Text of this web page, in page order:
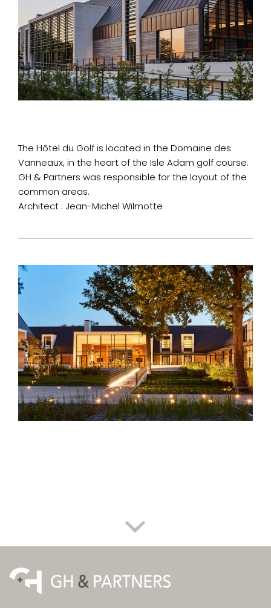
The Hôtel du Golf is located in the Domaine des
Vanneaux, in the heart of the Isle Adam golf course.
GH & Partners was responsible for the layout of the
common areas.
Architect : Jean-Michel Wilmotte